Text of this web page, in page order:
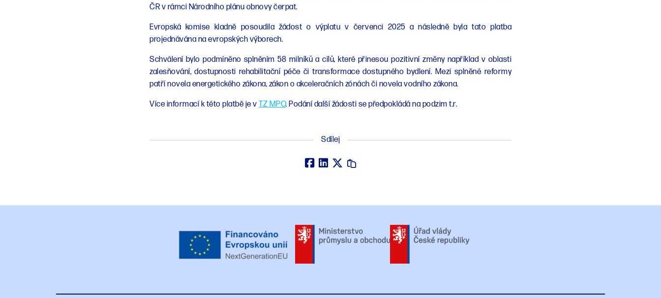
ČR v rámci Národního plánu obnovy čerpat.
Evropská komise kladně posoudila žádost o výplatu v červenci 2025 a následně byla tato platba
projednávána na evropských výborech.
Schválení bylo podmíněno splněním 58 milníků a cílů, které přinesou pozitivní změny například v oblasti
zalesňování, dostupnosti rehabilitační péče či transformace dostupného bydlení. Mezi splněné reformy
patří novela energetického zákona, zákon o akceleračních zónách či novela vodního zákona.
Více informací k této platbě je v TZ MPO. Podání další žádosti se předpokládá na podzim t.r.
Sdílej